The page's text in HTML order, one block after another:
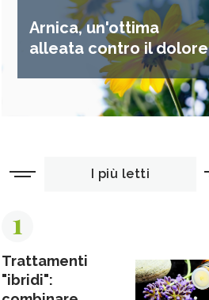
Arnica, un'ottima
alleata contro il dolore
I più letti
1
Trattamenti
"ibridi":